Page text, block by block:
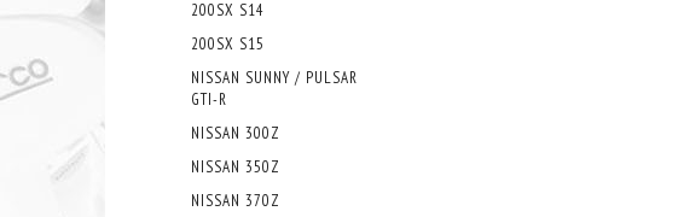
200SX S14
200SX S15
NISSAN SUNNY / PULSAR
GTI-R
NISSAN 300Z
NISSAN 350Z
NISSAN 370Z